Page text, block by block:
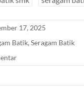
17, 2025
Batik,Seragam Batik